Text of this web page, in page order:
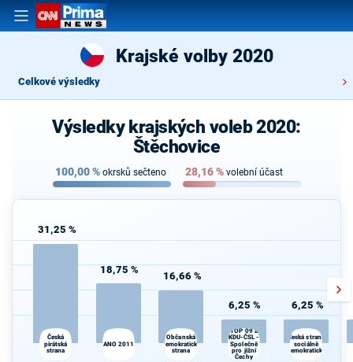
Krajské volby 2020
Celkové výsledky
Výsledky krajských voleb 2020:
Štěchovice
100,00% okrsků sečteno 28,16% volební účast
31,25 %
Česká
pirátská
strana
18,75 %
ANO 2011
16,66 %
Občanská
demokratická
strana
6,25 %
TOP 09 a
KDU-ČSL -
Společně
pro jižní
Čechy
6,25 %
Česká strana
sociálně
demokratická